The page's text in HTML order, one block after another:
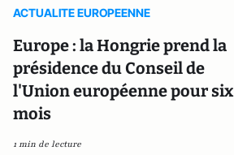
ACTUALITE EUROPEENNE
Europe : la Hongrie prend la
présidence du Conseil de
l'Union européenne pour six
mois
1 min de lecture